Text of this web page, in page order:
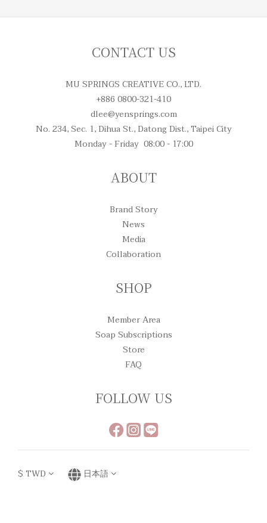
CONTACT US
MU SPRINGS CREATIVE CO., LTD.
+886 0800-321-410
dlee@yensprings.com
No. 234, Sec. 1, Dihua St., Datong Dist., Taipei City
Monday - Friday 08:00 - 17:00
ABOUT
Brand Story
News
Media
Collaboration
SHOP
Member Area
Soap Subscriptions
Store
FAQ
FOLLOW US
$ TWD 日本語